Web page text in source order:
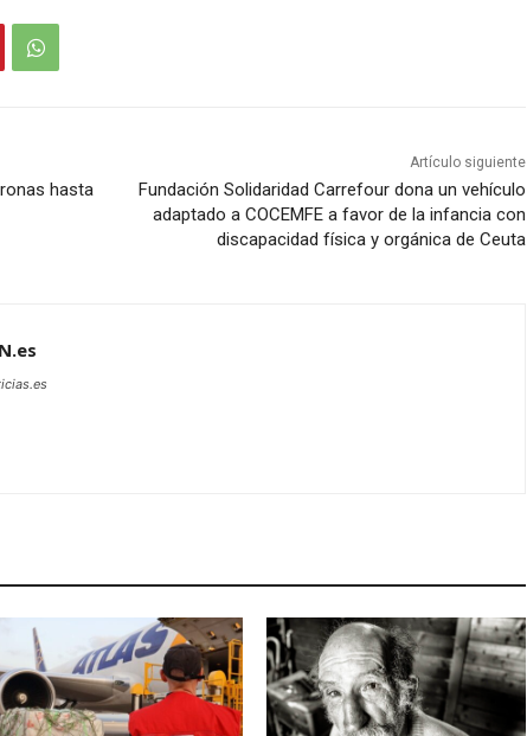
hasta
Artículo siguiente
Fundación Solidaridad Carrefour dona un vehículo
adaptado a COCEMFE a favor de la infancia con
discapacidad física y orgánica de Ceuta